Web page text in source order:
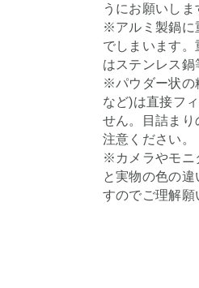
うにお願いしま
※アルミ製鍋に
でしまいます
はステンレス鍋
※パウダー状の
など)は直接フ
せん。目詰ま
注意ください。
※カメラやモニ
と実物の色の違
すのでご理解願